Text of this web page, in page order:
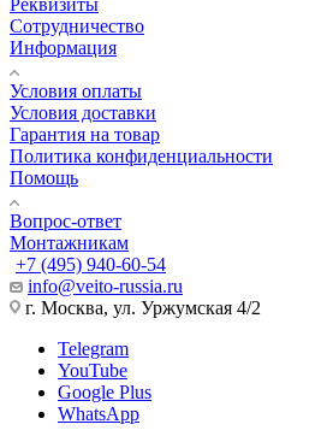
Реквизиты
Сотрудничество
Информация
Условия оплаты
Условия доставки
Гарантия на товар
Политика конфиденциальности
Помощь
Вопрос-ответ
Монтажникам
+7 (495) 940-60-54
info@veito-russia.ru
г. Москва, ул. Уржумская 4/2
Telegram
YouTube
Google Plus
WhatsApp